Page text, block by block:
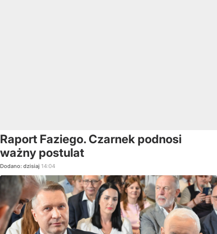
Raport Faziego. Czarnek podnosi
ważny postulat
Dodano: dzisiaj 14:04